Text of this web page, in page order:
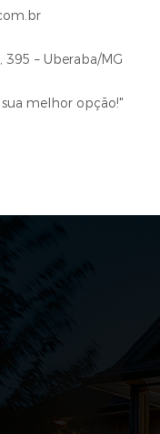
395 – Uberaba/MG
melhor opção!"